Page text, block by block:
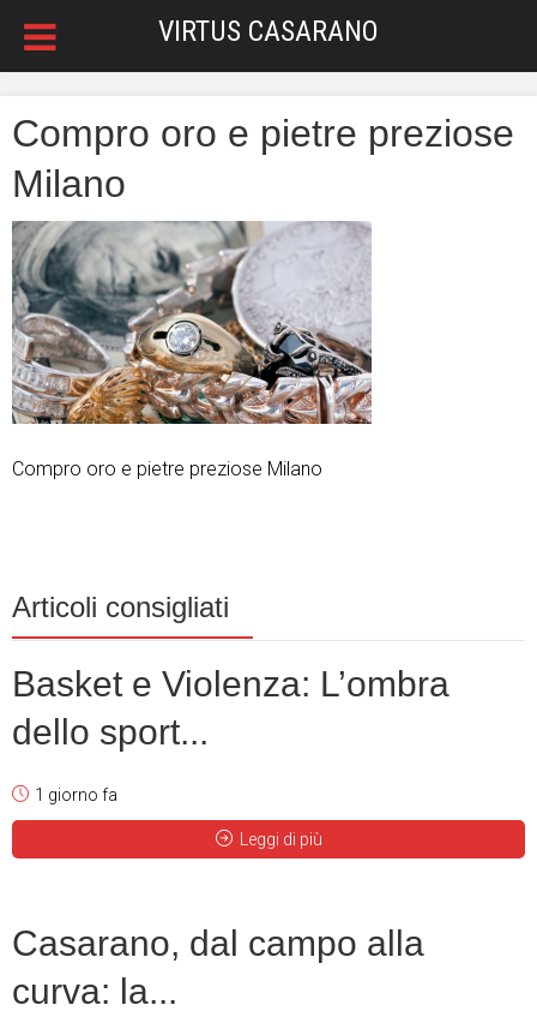
VIRTUS CASARANO
Compro oro e pietre preziose
Milano
Compro oro e pietre preziose Milano
Articoli consigliati
Basket e Violenza: L’ombra
dello sport...
1 giorno fa
Leggi di più
Casarano, dal campo alla
curva: la...